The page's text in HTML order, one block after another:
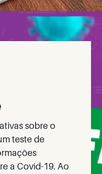
sobre o
teste de
a Covid-19. Ao